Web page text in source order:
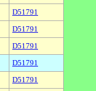
D51791
D51791
D51791
D51791
D51791